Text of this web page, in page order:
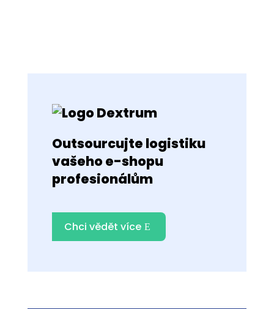
Outsourcujte logistiku
vašeho e-shopu
profesionálům
Chci vědět více